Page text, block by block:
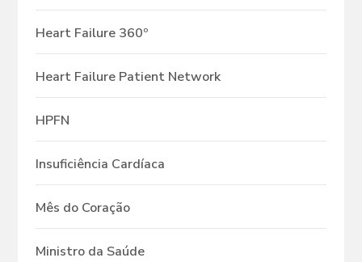
Heart Failure 360º
Heart Failure Patient Network
HPFN
Insuficiência Cardíaca
Mês do Coração
Ministro da Saúde